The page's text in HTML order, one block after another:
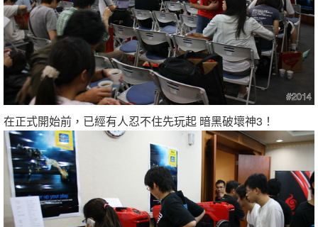
在正式開始前，已經有人忍不住先玩起 暗黑破壞神3！